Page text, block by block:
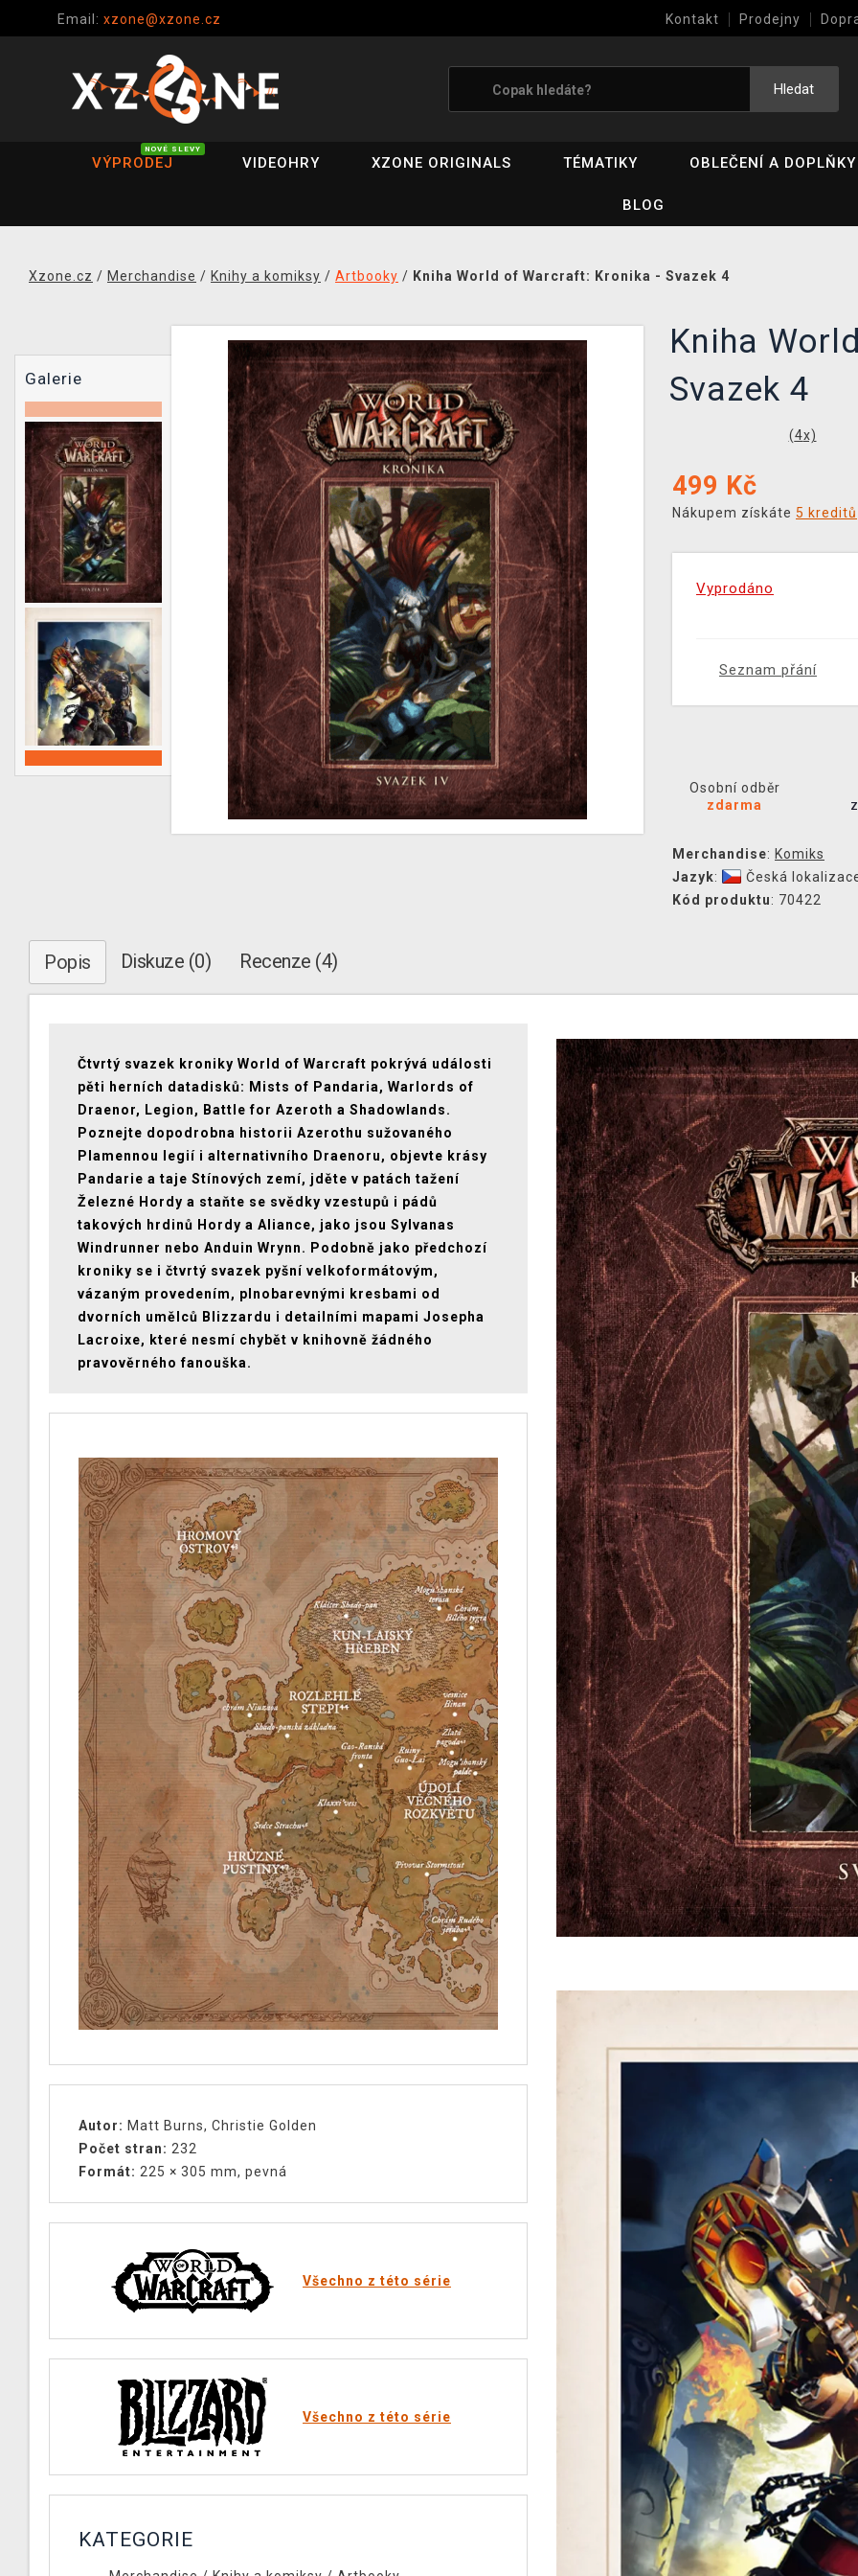
Email: xzone@xzone.cz Kontakt Prodejny
Hledat
VÝPRODEJ
NOVÉ SLEVY
VIDEOHRY XZONE ORIGINALS TÉMATIKY OBLEČENÍ A DOPLŇKY
BLOG
Xzone.cz / Merchandise / Knihy a komiksy / Artbooky / Kniha World of Warcraft: Kronika - Svazek 4
Galerie
Kniha
Svazek 4
(4x)
499 Kč
Nákupem získáte 5 kreditů
Vyprodáno
Seznam přání
Osobní odběr
zdarma
Merchandise: Komiks
Jazyk:
Česká
Kód produktu: 70422
Popis Diskuze (0) Recenze (4)
Čtvrtý svazek kroniky World of Warcraft pokrývá události
pěti herních datadisků: Mists of Pandaria, Warlords of
Draenor, Legion, Battle for Azeroth a Shadowlands.
Poznejte dopodrobna historii Azerothu sužovaného
Plamennou legií i alternativního Draenoru, objevte krásy
Pandarie a taje Stínových zemí, jděte v patách tažení
Železné Hordy a staňte se svědky vzestupů i pádů
takových hrdinů Hordy a Aliance, jako jsou Sylvanas
Windrunner nebo Anduin Wrynn. Podobně jako předchozí
kroniky se i čtvrtý svazek pyšní velkoformátovým,
vázaným provedením, plnobarevnými kresbami od
dvorních umělců Blizzardu i detailními mapami Josepha
Lacroixe, které nesmí chybět v knihovně žádného
pravověrného fanouška.
Autor: Matt Burns, Christie Golden
Počet stran: 232
Formát: 225 × 305 mm, pevná
Všechno z této série
Všechno z této série
KATEGORIE